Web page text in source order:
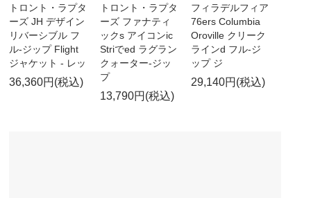
トロント・ラプタ
ーズ JH デザイン
リバーシブル フ
ル-ジップ Flight
ジャケット - レッ
36,360円(税込)
トロント・ラプタ
ーズ ファナティ
ックs アイコンic
Striでed ラグラン
クォーター-ジッ
プ
13,790円(税込)
フィラデルフィア
76ers Columbia
Oroville クリーク
ラインd フル-ジ
ップ ジ
29,140円(税込)